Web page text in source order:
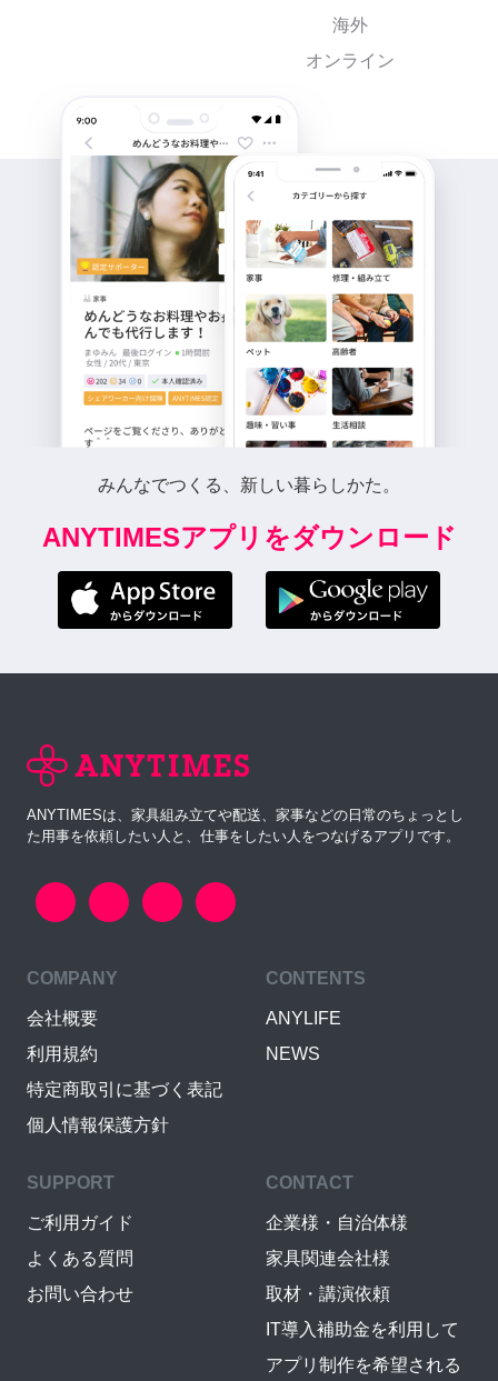
海外
オンライン
みんなでつくる、新しい暮らしかた。
ANYTIMESアプリをダウンロード
ANYTIMESは、家具組み立てや配送、家事などの日常のちょっとし
た用事を依頼したい人と、仕事をしたい人をつなげるアプリです。
COMPANY
会社概要
利用規約
特定商取引に基づく表記
個人情報保護方針
CONTENTS
ANYLIFE
NEWS
SUPPORT
ご利用ガイド
よくある質問
お問い合わせ
CONTACT
企業様・自治体様
家具関連会社様
取材・講演依頼
IT導入補助金を利用して
アプリ制作を希望される